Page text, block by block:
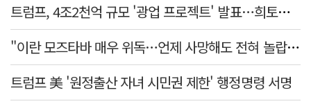
트럼프, 4조2천억 규모 '광업 프로젝트' 발표…희토류 탈중국 속도
"이란 모즈타바 매우 위독…언제 사망해도 전혀 놀랍지 않아"
트럼프 美 '원정출산 자녀 시민권 제한' 행정명령 서명